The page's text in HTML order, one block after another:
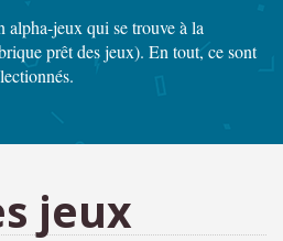
alpha-jeux qui se trouve à la
prêt des jeux). En tout, ce sont
jeux